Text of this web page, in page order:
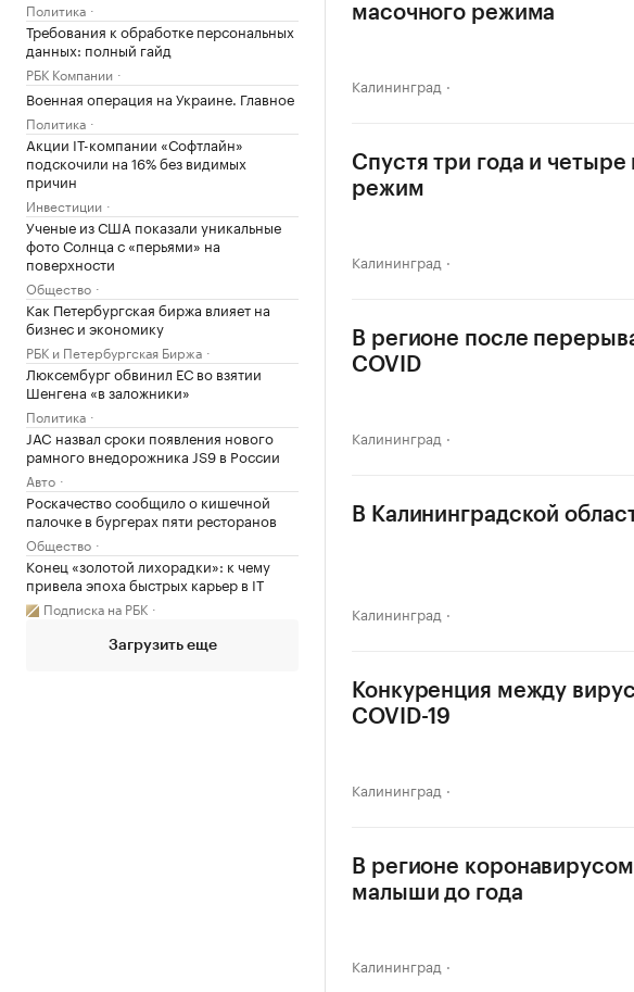
Политика
Требования к обработке персональных
данных: полный гайд
РБК Компании
Военная операция на Украине. Главное
Политика
Акции IT-компании «Софтлайн»
подскочили на 16% без видимых
причин
Инвестиции
Ученые из США показали уникальные
фото Солнца с «перьями» на
поверхности
Общество
Как Петербургская биржа влияет на
бизнес и экономику
РБК и Петербургская Биржа
Люксембург обвинил ЕС во взятии
Шенгена «в заложники»
Политика
JAC назвал сроки появления нового
рамного внедорожника JS9 в России
Авто
Роскачество сообщило о кишечной
палочке в бургерах пяти ресторанов
Общество
Конец «золотой лихорадки»: к чему
привела эпоха быстрых карьер в IT
Подписка на РБК
Загрузить еще
масочного режима
Калининград
Спустя три года и
режим
Калининград
В регионе после
COVID
Калининград
В Калининградской
Калининград
Конкуренция между
COVID-19
Калининград
В регионе
малыши до года
Калининград